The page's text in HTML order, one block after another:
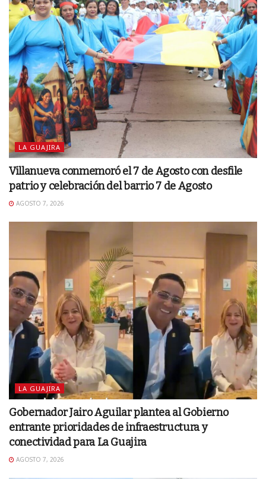
LA GUAJIRA
Villanueva conmemoró el 7 de Agosto con desfile
patrio y celebración del barrio 7 de Agosto
AGOSTO 7, 2026
LA GUAJIRA
Gobernador Jairo Aguilar plantea al Gobierno
entrante prioridades de infraestructura y
conectividad para La Guajira
AGOSTO 7, 2026